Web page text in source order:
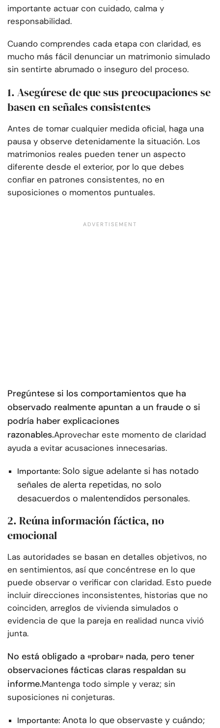
importante actuar con cuidado, calma y
responsabilidad.
Cuando comprendes cada etapa con claridad, es
mucho más fácil denunciar un matrimonio simulado
sin sentirte abrumado o inseguro del proceso.
1. Asegúrese de que sus preocupaciones se
basen en señales consistentes
Antes de tomar cualquier medida oficial, haga una
pausa y observe detenidamente la situación. Los
matrimonios reales pueden tener un aspecto
diferente desde el exterior, por lo que debes
confiar en patrones consistentes, no en
suposiciones o momentos puntuales.
Pregúntese si los comportamientos que ha
observado realmente apuntan a un fraude o si
podría haber explicaciones
razonables.Aprovechar este momento de claridad
ayuda a evitar acusaciones innecesarias.
Importante: Solo sigue adelante si has notado
señales de alerta repetidas, no solo
desacuerdos o malentendidos personales.
2. Reúna información fáctica, no
emocional
Las autoridades se basan en detalles objetivos, no
en sentimientos, así que concéntrese en lo que
puede observar o verificar con claridad. Esto puede
incluir direcciones inconsistentes, historias que no
coinciden, arreglos de vivienda simulados o
evidencia de que la pareja en realidad nunca vivió
junta.
No está obligado a «probar» nada, pero tener
observaciones fácticas claras respaldan su
informe.Mantenga todo simple y veraz; sin
suposiciones ni conjeturas.
Importante: Anota lo que observaste y cuándo;